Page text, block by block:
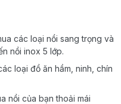
các loại nồi sang trọng và
nồi inox 5 lớp.
loại đồ ăn hầm, ninh, chín
nồi của bạn thoải mái